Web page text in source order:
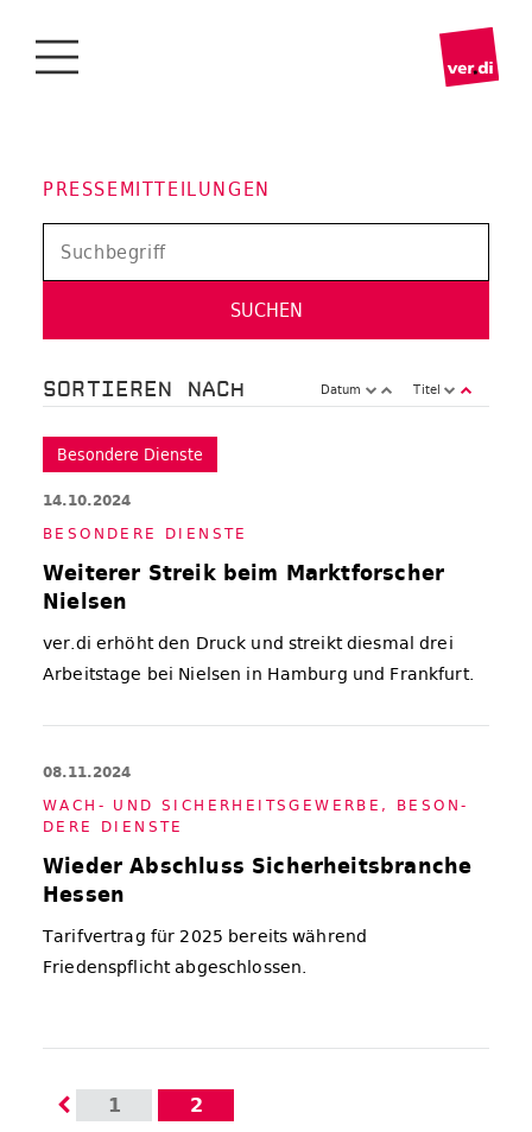
PRESSEMITTEILUNGEN
SORTIEREN NACH Datum Titel
Besondere Dienste
14.10.2024
BE­SON­DE­RE DIENS­TE
Weiterer Streik beim Marktforscher
Nielsen
ver.di erhöht den Druck und streikt diesmal drei
Arbeitstage bei Nielsen in Hamburg und Frankfurt.
08.11.2024
WACH- UND SI­CHER­HEITS­GE­WER­BE ,
BE­SON­
DE­RE DIENS­TE
Wieder Abschluss Sicherheitsbranche
Hessen
Tarifvertrag für 2025 bereits während
Friedenspflicht abgeschlossen.
1 2